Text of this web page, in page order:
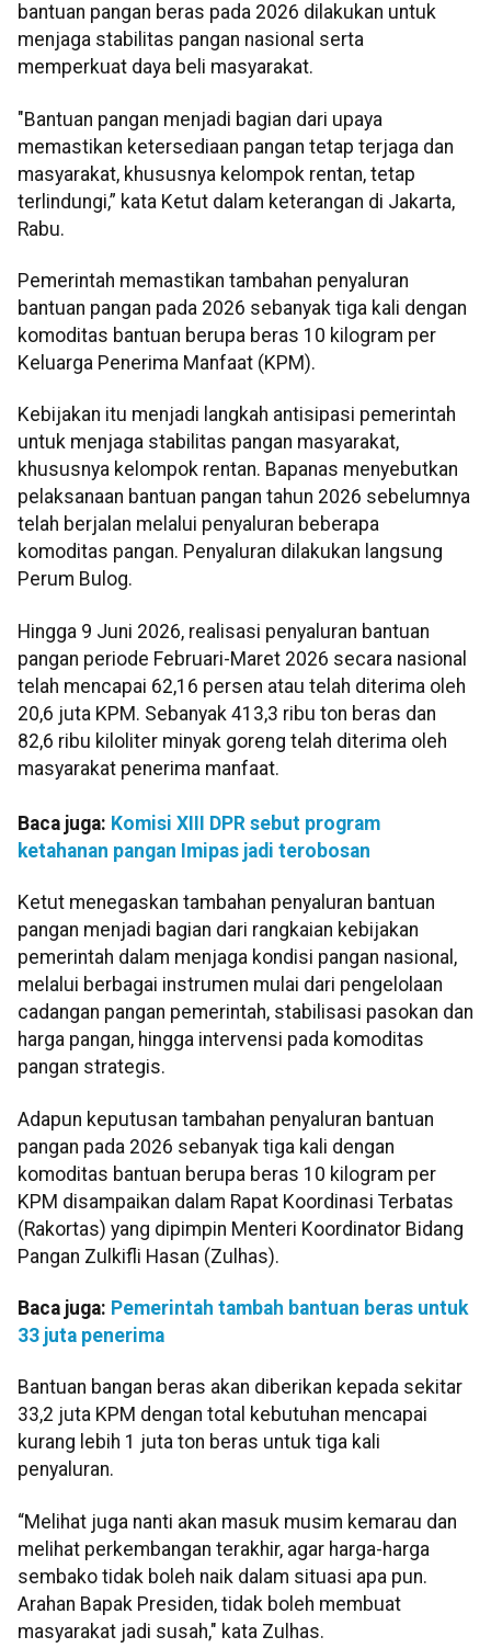
bantuan pangan beras pada 2026 dilakukan untuk
menjaga stabilitas pangan nasional serta
memperkuat daya beli masyarakat.
"Bantuan pangan menjadi bagian dari upaya
memastikan ketersediaan pangan tetap terjaga dan
masyarakat, khususnya kelompok rentan, tetap
terlindungi,” kata Ketut dalam keterangan di Jakarta,
Rabu.
Pemerintah memastikan tambahan penyaluran
bantuan pangan pada 2026 sebanyak tiga kali dengan
komoditas bantuan berupa beras 10 kilogram per
Keluarga Penerima Manfaat (KPM).
Kebijakan itu menjadi langkah antisipasi pemerintah
untuk menjaga stabilitas pangan masyarakat,
khususnya kelompok rentan. Bapanas menyebutkan
pelaksanaan bantuan pangan tahun 2026 sebelumnya
telah berjalan melalui penyaluran beberapa
komoditas pangan. Penyaluran dilakukan langsung
Perum Bulog.
Hingga 9 Juni 2026, realisasi penyaluran bantuan
pangan periode Februari-Maret 2026 secara nasional
telah mencapai 62,16 persen atau telah diterima oleh
20,6 juta KPM. Sebanyak 413,3 ribu ton beras dan
82,6 ribu kiloliter minyak goreng telah diterima oleh
masyarakat penerima manfaat.
Baca juga: Komisi XIII DPR sebut program
ketahanan pangan Imipas jadi terobosan
Ketut menegaskan tambahan penyaluran bantuan
pangan menjadi bagian dari rangkaian kebijakan
pemerintah dalam menjaga kondisi pangan nasional,
melalui berbagai instrumen mulai dari pengelolaan
cadangan pangan pemerintah, stabilisasi pasokan dan
harga pangan, hingga intervensi pada komoditas
pangan strategis.
Adapun keputusan tambahan penyaluran bantuan
pangan pada 2026 sebanyak tiga kali dengan
komoditas bantuan berupa beras 10 kilogram per
KPM disampaikan dalam Rapat Koordinasi Terbatas
(Rakortas) yang dipimpin Menteri Koordinator Bidang
Pangan Zulkifli Hasan (Zulhas).
Baca juga: Pemerintah tambah bantuan beras untuk
33 juta penerima
Bantuan bangan beras akan diberikan kepada sekitar
33,2 juta KPM dengan total kebutuhan mencapai
kurang lebih 1 juta ton beras untuk tiga kali
penyaluran.
“Melihat juga nanti akan masuk musim kemarau dan
melihat perkembangan terakhir, agar harga-harga
sembako tidak boleh naik dalam situasi apa pun.
Arahan Bapak Presiden, tidak boleh membuat
masyarakat jadi susah," kata Zulhas.